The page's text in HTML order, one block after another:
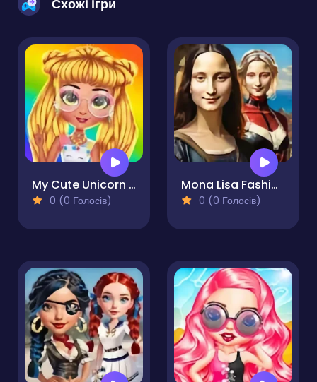
Схожі ігри
My Cute Unicorn Fashion Dress Up
0 (0 Голосів)
Mona Lisa Fashion Experiments
0 (0 Голосів)